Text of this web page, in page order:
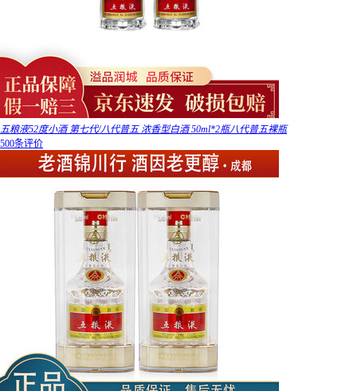
五粮液52度小酒 第七代/八代普五 浓香型白酒 50ml*2瓶八代普五裸瓶
500条评价